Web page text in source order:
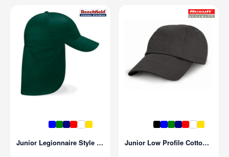
Junior Legionnaire Style Cap Junior Low Profile Cotton Cap